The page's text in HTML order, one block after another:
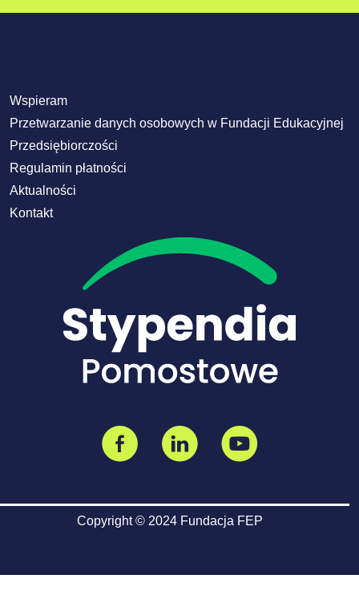
Wspieram
Przetwarzanie danych osobowych w Fundacji Edukacyjnej
Przedsiębiorczości
Regulamin płatności
Aktualności
Kontakt
Copyright © 2024 Fundacja FEP